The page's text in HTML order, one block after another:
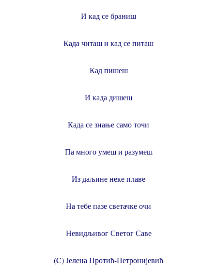
И кад се браниш
Када читаш и кад се питаш
Кад пишеш
И када дишеш
Када се знање само точи
Па много умеш и разумеш
Из даљине неке плаве
На тебе пазе светачке очи
Невидљивог Светог Саве
(C) Јелена Протић-Петронијевић